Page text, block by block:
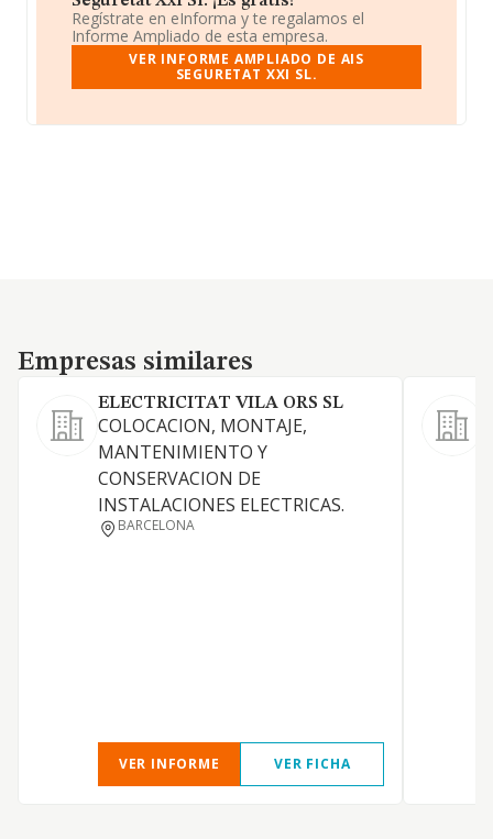
Regístrate en eInforma y te regalamos el
Informe Ampliado de esta empresa.
VER INFORME AMPLIADO DE AIS
SEGURETAT XXI SL.
Empresas similares
Empresas similares
ELECTRICITAT VILA ORS SL
COLOCACION, MONTAJE,
MANTENIMIENTO Y
CONSERVACION DE
INSTALACIONES ELECTRICAS.
BARCELONA
VER INFORME VER FICHA